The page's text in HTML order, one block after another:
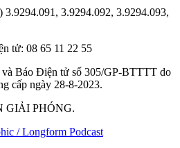
3.9294.091, 3.9294.092, 3.9294.093,
tử: 08 65 11 22 55
và Báo Điện tử số 305/GP-BTTTT do
cấp ngày 28-8-2023.
GIẢI PHÓNG.
/ Longform Podcast